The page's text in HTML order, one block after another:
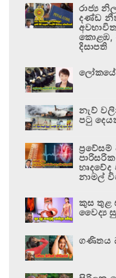
රාජ්‍ය
දණ්ඩ
කොළඹ,
දිසාපති
ලෝකයේ
නැව්
පටු
නාමල්
කුස තුළ
වෛද්‍ය
ගණිතය